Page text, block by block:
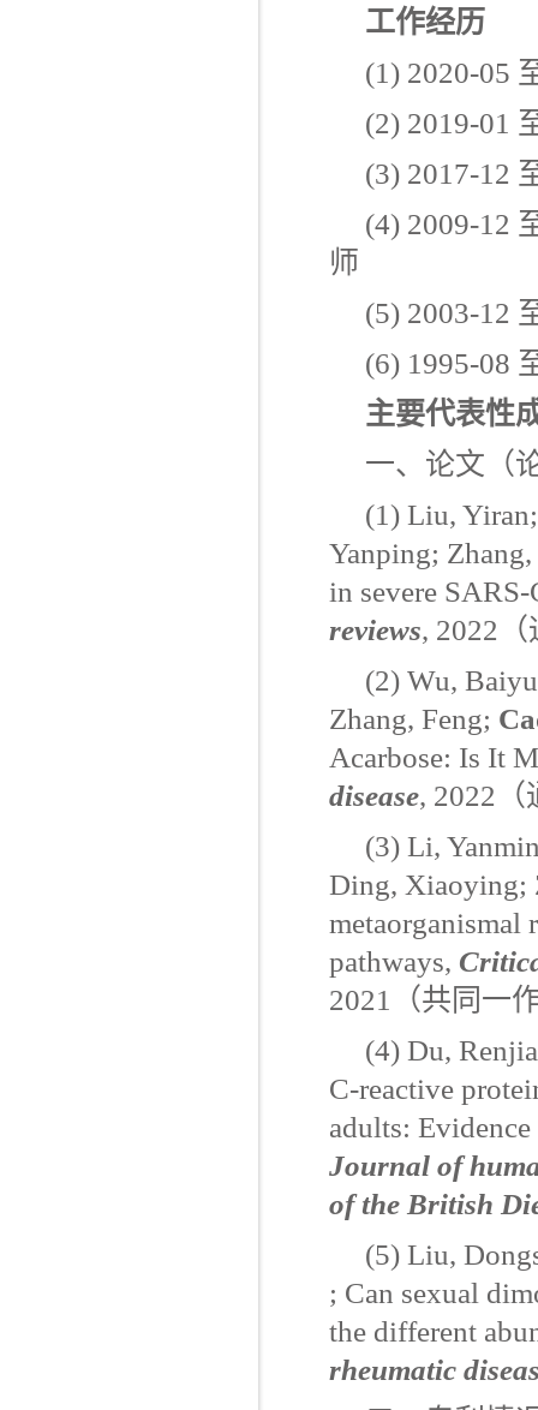
工作经历
(1) 2020-05
(2) 2019-01
(3) 2017-12
(4) 2009-12
师
(5) 2003-12
(6) 1995-08
主要代表性
一、论文（
(1) Liu,
Yanping;
in severe
reviews, 2022
(2) Wu,
Zhang, Feng;
Acarbose: Is It
disease, 2022
(3) Li,
Ding, Xiaoying;
metaorganismal
pathways,
2021
（共同一
(4) Du,
C-reactive
adults:
Journal of
of the British
(5) Liu,
; Can sexual
the different
rheumatic